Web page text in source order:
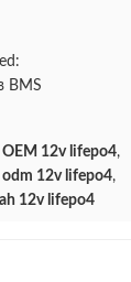
BMS
OEM 12v lifepo4,
odm 12v lifepo4,
12v lifepo4